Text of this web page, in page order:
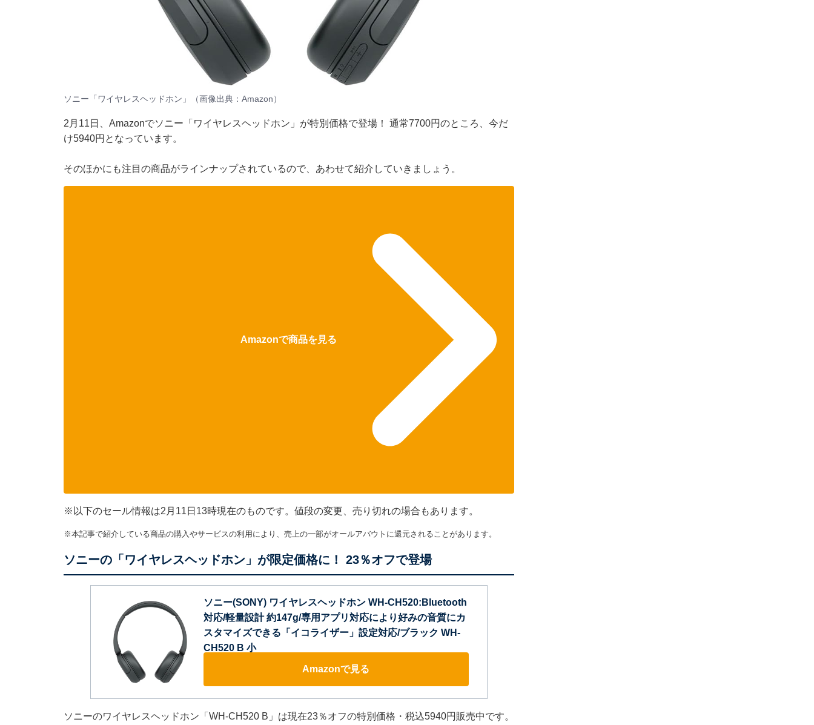
ソニー「ワイヤレスヘッドホン」（画像出典：Amazon）
2月11日、Amazonでソニー「ワイヤレスヘッドホン」が特別価格で登場！ 通常7700円のところ、今だ
け5940円となっています。
そのほかにも注目の商品がラインナップされているので、あわせて紹介していきましょう。
Amazonで商品を見る
※以下のセール情報は2月11日13時現在のものです。値段の変更、売り切れの場合もあります。
※本記事で紹介している商品の購入やサービスの利用により、売上の一部がオールアバウトに還元されることがあります。
ソニーの「ワイヤレスヘッドホン」が限定価格に！ 23％オフで登場
ソニー(SONY) ワイヤレスヘッドホン WH-CH520:Bluetooth
対応/軽量設計 約147g/専用アプリ対応により好みの音質にカ
スタマイズできる「イコライザー」設定対応/ブラック WH-
CH520 B 小
Amazonで見る
ソニーのワイヤレスヘッドホン「WH-CH520 B」は現在23％オフの特別価格・税込5940円販売中です。